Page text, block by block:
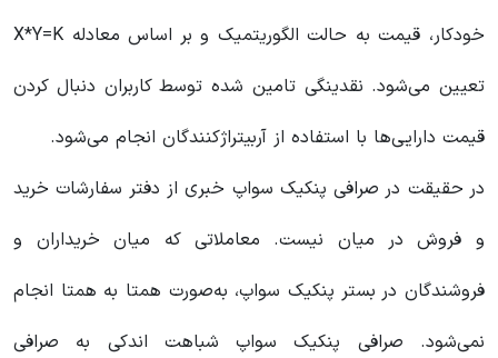
خودکار، قیمت به حالت الگوریتمیک و بر اساس معادله X*Y=K
تعیین می‌شود. نقدینگی تامین شده توسط کاربران دنبال کردن
قیمت دارایی‌ها با استفاده از آربیتراژکنندگان انجام می‌شود.
در حقیقت در صرافی پنکیک سواپ خبری از دفتر سفارشات خرید
و فروش در میان نیست. معاملاتی که میان خریداران و
فروشندگان در بستر پنکیک سواپ، به‌صورت همتا به همتا انجام
نمی‌شود. صرافی پنکیک سواپ شباهت اندکی به صرافی